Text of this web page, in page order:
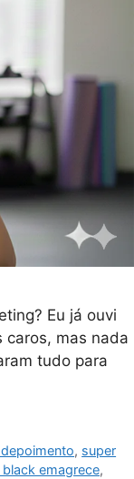
Eu já ouvi
caros, mas nada
tudo para
, super
emagrece,